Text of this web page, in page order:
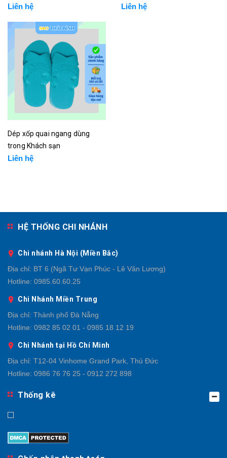
Liên hệ Liên hệ
Dép xốp quai ngang dùng
trong Khách sạn
Liên hệ
HỆ THỐNG CHI NHÁNH
Chi nhánh Hà Nội (Miền Bắc)
Địa chỉ: BT 6 (Ngã Tư Vạn Phúc - Lê Văn Lương)
Hotline: 0985.60.60.25
Chi Nhánh Miền Trung
Địa chỉ: Thành phố Đà Nẵng
Hotline: 0982 85 02 01 - 0985 18 12 19
Chi Nhánh tại Hồ Chí Minh
Địa chỉ: T12-04 Vinhome Grand Park, Thủ Đức
Hotline: 0986 76 76 25 - 0912 272 898
Thống kê